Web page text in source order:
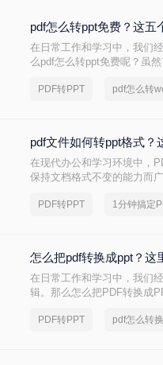
pdf怎么转ppt免费？这五
在日常工作和学习中，我们
么pdf怎么转ppt免费呢？虽
PDF转PPT
pdf文件如何转ppt格式？
在现代办公和学习环境中，
保持文档格式不变的能力而
文件如何转ppt格式呢？本
PDF转PPT
怎么把pdf转换成ppt？这
在日常工作和学习中，我们
辑。那么怎么把PDF转换成
PDF转PPT